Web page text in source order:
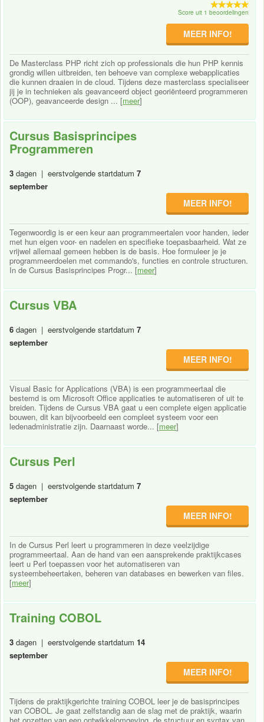
Score uit 1 beoordelingen
MEER INFO!
De Masterclass PHP richt zich op professionals die hun PHP kennis
grondig willen uitbreiden, ten behoeve van complexe webapplicaties
die kunnen draaien in de cloud. Tijdens deze masterclass specialiseer
jij je in technieken als geavanceerd object georiënteerd programmeren
(OOP), geavanceerde design ... [meer]
Cursus Basisprincipes
Programmeren
3 dagen | eerstvolgende startdatum 7
september
MEER INFO!
Tegenwoordig is er een keur aan programmeertalen voor handen, ieder
met hun eigen voor- en nadelen en specifieke toepasbaarheid. Wat ze
vrijwel allemaal gemeen hebben is de basis. Hoe formuleer je je
programmeerdoelen met commando's, functies en controle structuren.
In de Cursus Basisprincipes Progr... [meer]
Cursus VBA
6 dagen | eerstvolgende startdatum 7
september
MEER INFO!
Visual Basic for Applications (VBA) is een programmeertaal die
bestemd is om Microsoft Office applicaties te automatiseren of uit te
breiden. Tijdens de Cursus VBA gaat u een complete eigen applicatie
bouwen, dit kan bijvoorbeeld een compleet systeem voor een
ledenadministratie zijn. Daarnaast worde... [meer]
Cursus Perl
5 dagen | eerstvolgende startdatum 7
september
MEER INFO!
In de Cursus Perl leert u programmeren in deze veelzijdige
programmeertaal. Aan de hand van een aansprekende praktijkcases
leert u Perl toepassen voor het automatiseren van
systeembeheertaken, beheren van databases en bewerken van files.
[meer]
Training COBOL
3 dagen | eerstvolgende startdatum 14
september
MEER INFO!
Tijdens de praktijkgerichte training COBOL leer je de basisprincipes
van COBOL. Je gaat zelfstandig aan de slag met de praktijk, waarin
het opzetten van een ontwikkelomgeving, de structuur en syntax van